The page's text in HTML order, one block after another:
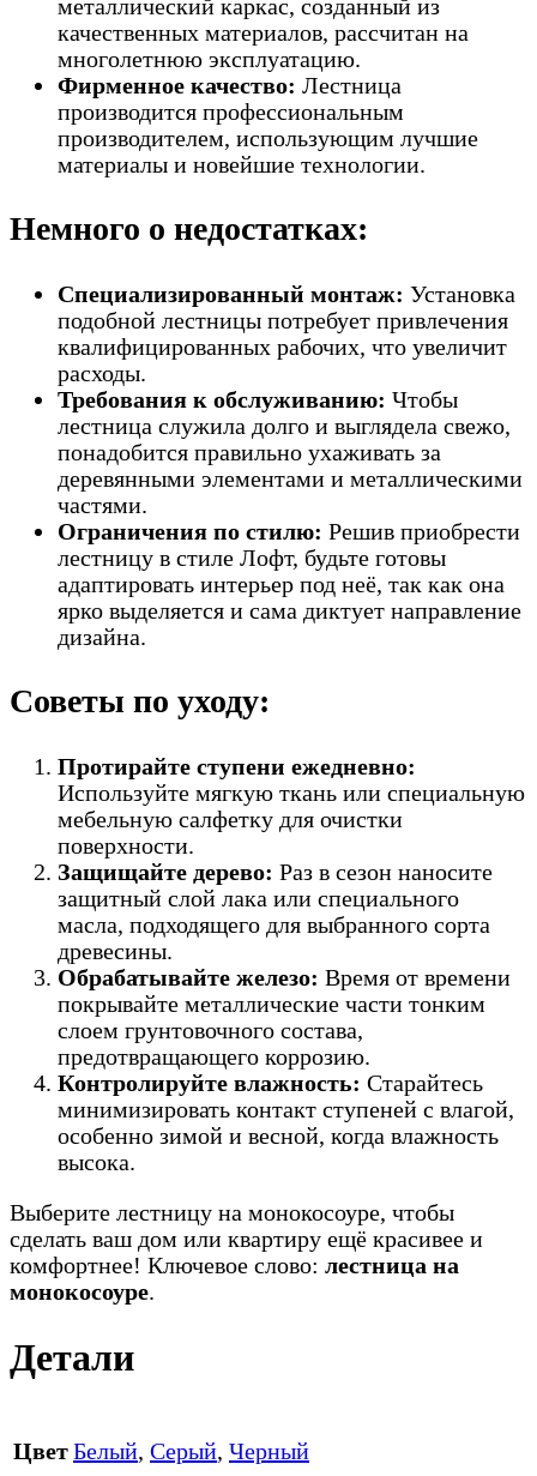
металлический каркас, созданный из
качественных материалов, рассчитан на
многолетнюю эксплуатацию.
Фирменное качество: Лестница
производится профессиональным
производителем, использующим лучшие
материалы и новейшие технологии.
Немного о недостатках:
Специализированный монтаж: Установка
подобной лестницы потребует привлечения
квалифицированных рабочих, что увеличит
расходы.
Требования к обслуживанию: Чтобы
лестница служила долго и выглядела свежо,
понадобится правильно ухаживать за
деревянными элементами и металлическими
частями.
Ограничения по стилю: Решив приобрести
лестницу в стиле Лофт, будьте готовы
адаптировать интерьер под неё, так как она
ярко выделяется и сама диктует направление
дизайна.
Советы по уходу:
Протирайте ступени ежедневно:
Используйте мягкую ткань или специальную
мебельную салфетку для очистки
поверхности.
Защищайте дерево: Раз в сезон наносите
защитный слой лака или специального
масла, подходящего для выбранного сорта
древесины.
Обрабатывайте железо: Время от времени
покрывайте металлические части тонким
слоем грунтовочного состава,
предотвращающего коррозию.
Контролируйте влажность: Старайтесь
минимизировать контакт ступеней с влагой,
особенно зимой и весной, когда влажность
высока.
Выберите лестницу на монокосоуре, чтобы
сделать ваш дом или квартиру ещё красивее и
комфортнее! Ключевое слово: лестница на
монокосоуре.
Детали
ЦветБелый, Серый, Черный